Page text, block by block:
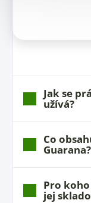
Jak se
užívá?
Co
Guarana?
Pro
jej